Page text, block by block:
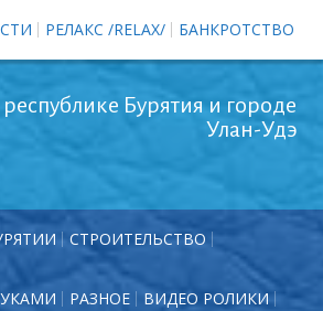
РЕЛАКС /RELAX/ БАНКРОТСТВО
Бурятия и городе
Улан-Удэ
СТРОИТЕЛЬСТВО
РАЗНОЕ ВИДЕО РОЛИКИ